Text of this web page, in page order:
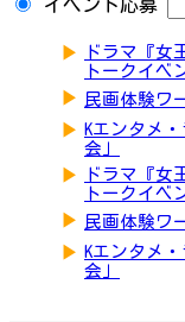
イベント応募
▶
ドラマ『女
トークイベ
▶ 民画体験ワ
▶ Kエンタメ
会」
▶
ドラマ『女
トークイベ
▶ 民画体験ワ
▶ Kエンタメ
会」